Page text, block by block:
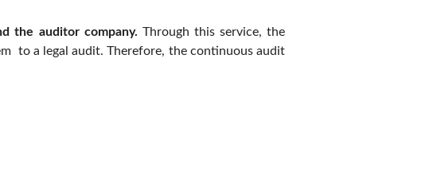
the auditor company. Through this service, the
to a legal audit. Therefore, the continuous audit